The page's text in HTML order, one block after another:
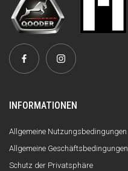
INFORMATIONEN
Allgemeine Nutzungsbedingungen
Allgemeine Geschäftsbedingungen
Schutz der Privatsphäre